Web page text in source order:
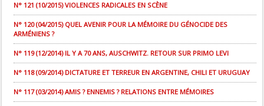
N° 121 (10/2015) VIOLENCES RADICALES EN SCÈNE
N° 120 (04/2015) QUEL AVENIR POUR LA MÉMOIRE DU GÉNOCIDE DES
ARMÉNIENS ?
N° 119 (12/2014) IL Y A 70 ANS, AUSCHWITZ. RETOUR SUR PRIMO LEVI
N° 118 (09/2014) DICTATURE ET TERREUR EN ARGENTINE, CHILI ET URUGUAY
N° 117 (03/2014) AMIS ? ENNEMIS ? RELATIONS ENTRE MÉMOIRES